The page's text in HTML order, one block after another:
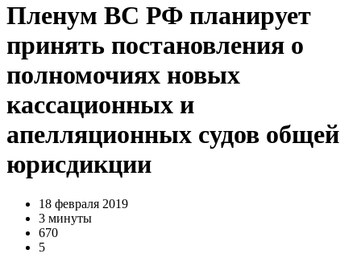
Пленум ВС РФ планирует
принять постановления о
полномочиях новых
кассационных и
апелляционных судов общей
юрисдикции
18 февраля 2019
3 минуты
670
5